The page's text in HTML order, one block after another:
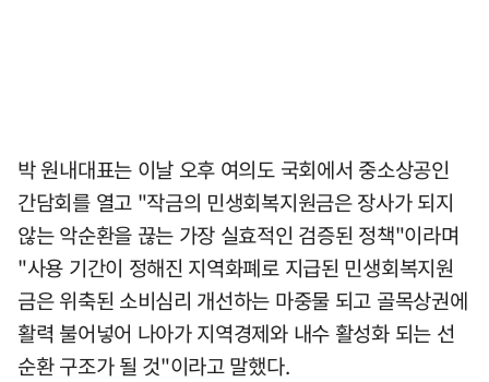
박 원내대표는 이날 오후 여의도 국회에서 중소상공인
간담회를 열고 "작금의 민생회복지원금은 장사가 되지
않는 악순환을 끊는 가장 실효적인 검증된 정책"이라며
"사용 기간이 정해진 지역화폐로 지급된 민생회복지원
금은 위축된 소비심리 개선하는 마중물 되고 골목상권에
활력 불어넣어 나아가 지역경제와 내수 활성화 되는 선
순환 구조가 될 것"이라고 말했다.